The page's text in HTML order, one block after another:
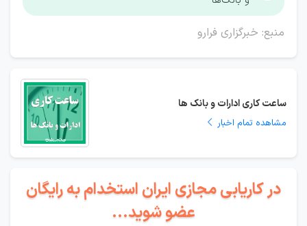
منبع: خبرگزاری فرارو
ساعت کاری ادارات و بانک ها
مشاهده تمام اخبار
در کاریابی مجازی ایران استخدام به رایگان
عضو شوید...